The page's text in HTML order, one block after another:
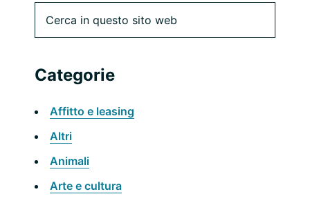
Barra
laterale
primaria
web
Categorie
Affitto e leasing
Altri
Animali
Arte e cultura